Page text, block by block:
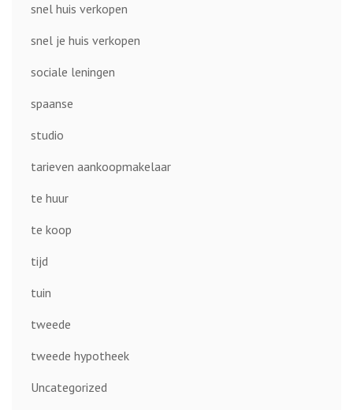
snel huis verkopen
snel je huis verkopen
sociale leningen
spaanse
studio
tarieven aankoopmakelaar
te huur
te koop
tijd
tuin
tweede
tweede hypotheek
Uncategorized